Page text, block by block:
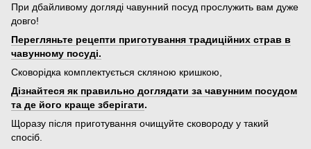
При дбайливому догляді чавунний посуд прослужить вам дуже
довго!
Перегляньте рецепти приготування традиційних страв в
чавунному посуді.
Сковорідка комплектується скляною кришкою,
Дізнайтеся як правильно доглядати за чавунним посудом
та де його краще зберігати.
Щоразу після приготування очищуйте сковороду у такий
спосіб.